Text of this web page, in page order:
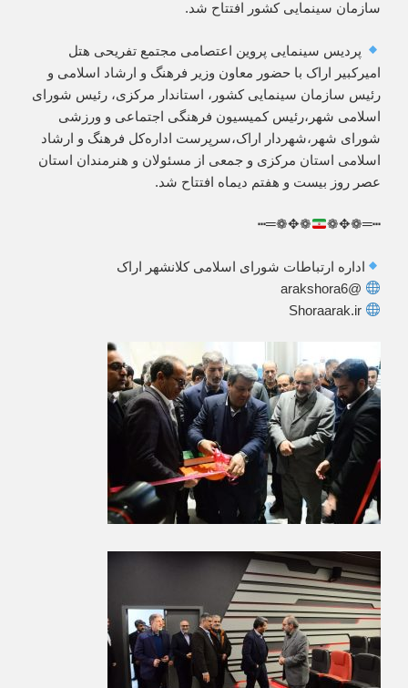
سازمان سینمایی کشور افتتاح شد.
پردیس سینمایی پروین اعتصامی مجتمع تفریحی هتل
امیرکبیر اراک با حضور معاون وزیر فرهنگ و ارشاد اسلامی و
رئیس سازمان سینمایی کشور، استاندار مرکزی، رئیس شورای
اسلامی شهر،رئیس کمیسیون فرهنگی اجتماعی و ورزشی
شورای شهر،شهردار اراک،سرپرست اداره‌کل فرهنگ و ارشاد
اسلامی استان مرکزی و جمعی از مسئولان و هنرمندان استان
عصر روز بیست و هفتم دیماه افتتاح شد.
┅═❁✥❁
❁✥❁═┅
اداره ارتباطات شورای اسلامی کلانشهر اراک
@arakshora6
Shoraarak.ir